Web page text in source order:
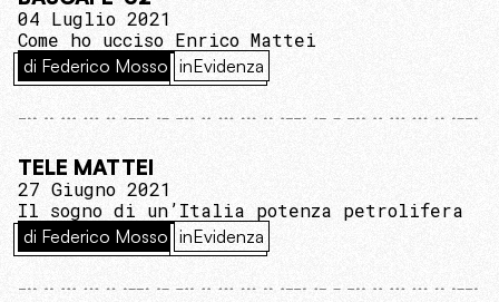
04 Luglio 2021
Come ho ucciso Enrico Mattei
di Federico Mosso inEvidenza
TELE MATTEI
27 Giugno 2021
Il sogno di un’Italia potenza petrolifera
di Federico Mosso inEvidenza